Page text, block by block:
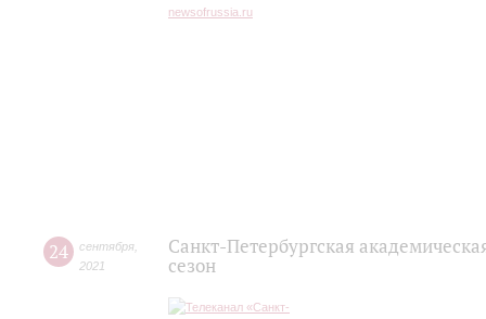
newsofrussia.ru
24 сентября
2021
Санкт-Петербургская
сезон